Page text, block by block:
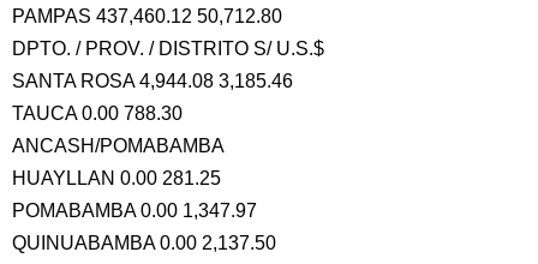
PAMPAS 437,460.12 50,712.80
DPTO. / PROV. / DISTRITO S/ U.S.$
SANTA ROSA 4,944.08 3,185.46
TAUCA 0.00 788.30
ANCASH/POMABAMBA
HUAYLLAN 0.00 281.25
POMABAMBA 0.00 1,347.97
QUINUABAMBA 0.00 2,137.50